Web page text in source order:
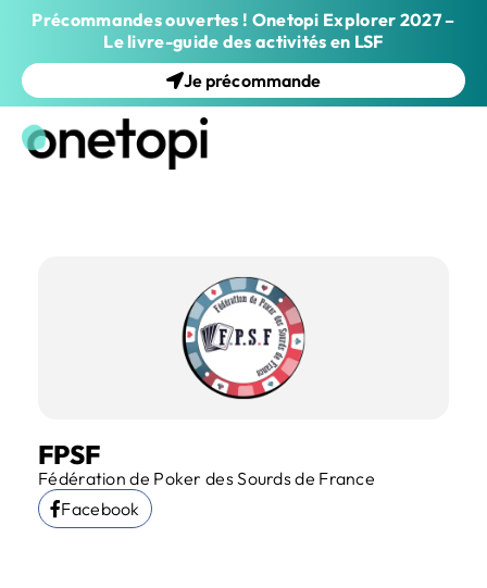
Précommandes ouvertes ! Onetopi Explorer 2027 –
Le livre-guide des activités en LSF
Je précommande
FPSF
Fédération de Poker des Sourds de France
Facebook